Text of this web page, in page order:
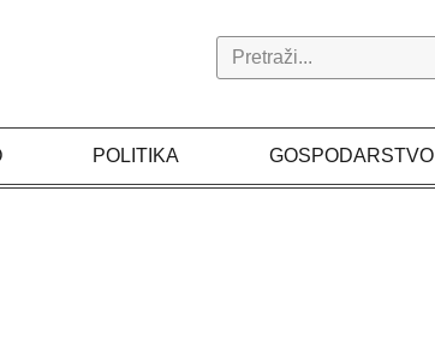
Search
POLITIKA GOSPODARSTVO